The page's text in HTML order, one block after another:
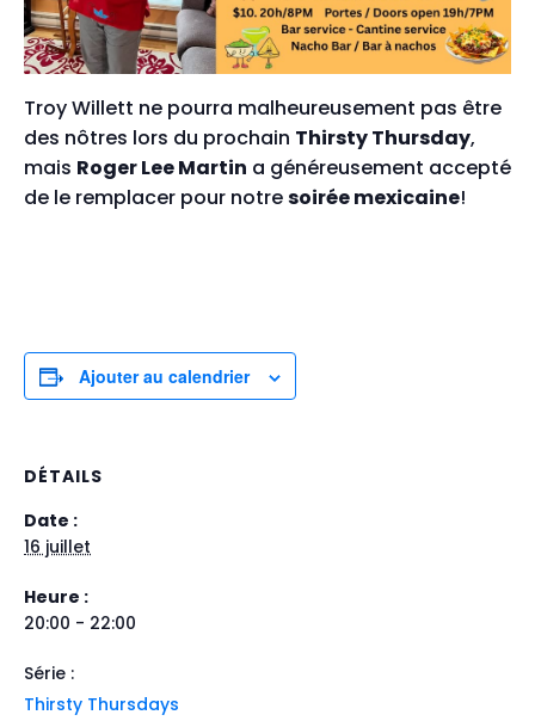
Troy Willett ne pourra malheureusement pas être
des nôtres lors du prochain Thirsty Thursday,
mais Roger Lee Martin a généreusement accepté
de le remplacer pour notresoirée mexicaine!
Ajouter au calendrier
DÉTAILS
Date :
16 juillet
Heure :
20:00 - 22:00
Série :
Thirsty Thursdays